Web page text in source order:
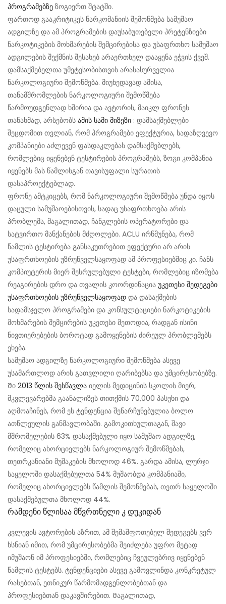
პროგრამებზე ზოგიერთ შტატში.
ფართოდ გააკრიტიკეს ნარკომანიის შემოწმება სამუშაო
ადგილზე და ამ პროგრამების დაუსაბუთებელი პრეტენზიები
ნარკოტიკების მოხმარების შემცირებისა და უსაფრთხო სამუშაო
ადგილების შექმნის შესახებ არაერთხელ დააყენა ეჭვის ქვეშ.
დამსაქმებელთა უმეტესობისთვის არასასურველია
ნარკოლოგიური შემოწმება. მიუხედავად ამისა,
თანამშრომლების ნარკოლოგიური შემოწმება
წარმოუდგენლად ხშირია და ავტორის, მაიკლ ფრონეს
თანახმად, არსებობს ამის სამი მიზეზი : დამსაქმებლები
შეცდომით თვლიან, რომ პროგრამები ეფექტურია, სადაზღვევო
კომპანიები აძლევენ ფასდაკლებას დამსაქმებლებს,
რომლებიც იყენებენ ტესტირების პროგრამებს, ზოგი კომპანია
იყენებს მას წამლისგან თავისუფალი სურათის
დასაპროექტებლად.
ფრონე ამტკიცებს, რომ ნარკოლოგიური შემოწმება უნდა იყოს
დაცული სამუშაოებისთვის, სადაც უსაფრთხოება არის
პრობლემა, მაგალითად, ჩანგლების ოპერატორები და
სატვირთო მანქანების მძღოლები. ACLU ირწმუნება, რომ
წამლის ტესტირება განსაკუთრებით ეფექტური არ არის
უსაფრთხოების უზრუნველსაყოფად ამ პროფესიებშიც კი. ჩანს
კომპიუტერის მიერ შესრულებული ტესტები, რომლებიც იზომება
რეაგირების დრო და თვალის კოორდინაცია უკეთესი შედეგები
უსაფრთხოების უზრუნველსაყოფად და დასაქმების
სადამსჯელო პროგრამები და კონსულტაციები ნარკოტიკების
მოხმარების შემცირების უკეთესი მეთოდია, რადგან ისინი
ნივთიერებების ბოროტად გამოყენების ძირეულ პრობლემებს
ეხება.
სამუშაო ადგილზე ნარკოლოგიური შემოწმება ასევე
უსამართლოდ არის გათვლილი ღარიბებსა და უმცირესობებზე.
Ში 2013 წლის შესწავლა იელის მედიცინის სკოლის მიერ,
მკვლევარებმა გაანალიზეს თითქმის 70,000 პასუხი და
აღმოაჩინეს, რომ ეს ტენდენცია შენარჩუნებულია ბოლო
ათწლეულის განმავლობაში. გამოკითხულთაგან, შავი
მშრომელების 63% დასაქმებული იყო სამუშაო ადგილზე,
რომელიც ახორციელებს ნარკოლოგიურ შემოწმებას,
თეთრკანიანი მუშაკების მხოლოდ 46%. გარდა ამისა, ლურჯი
საყელოში დასაქმებულთა 54% მუშაობდა კომპანიაში,
რომელიც ახორციელებს წამლის შემოწმებას, თეთრ საყელოში
დასაქმებულთა მხოლოდ 44%.
Რამდენი Წლისაა Მწვრთნელი Კ Დუკიდან
კვლევის ავტორების აზრით, ამ შემაშფოთებელ შედეგებს ვერ
ხსნიან იმით, რომ უმცირესობებმა შეიძლება უფრო მეტად
იმუშაონ იმ პროფესიებში, რომლებიც ჩვეულებრივ იყენებენ
წამლის ტესტებს. ტენდენციები ასევე გამოვლინდა კონკრეტულ
რასებთან, ეთნიკურ წარმომადგენლობებთან და
პროფესიებთან დაკავშირებით. Მაგალითად,